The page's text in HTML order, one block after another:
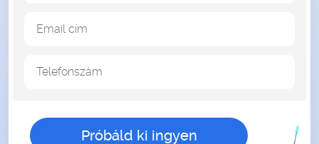
Email cím
Telefonszám